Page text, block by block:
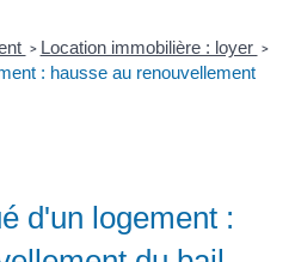
> Location immobilière : loyer >
: hausse au renouvellement
d'un logement :